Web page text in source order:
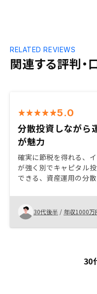
関連する評判・
RELATED REVIEWS
5.0
分散投資しながら
が魅力
確実に節税を得れる、
が強く別でキャピタル
できる、資産運用の分
（まだ始まったばかり
す）
30代後半 / 年収1000万
30